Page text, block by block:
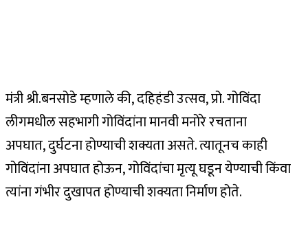
मंत्री श्री.बनसोडे म्हणाले की,दहिहंडी उत्सव,प्रो. गोविंदा
लीगमधील सहभागी गोविंदांना मानवी मनोरे रचताना
अपघात,दुर्घटना होण्याची शक्यता असते. त्यातूनच काही
गोविंदांना अपघात होऊन,गोविंदांचा मृत्यू घडून येण्याची किंवा
त्यांना गंभीर दुखापत होण्याची शक्यता निर्माण होते.